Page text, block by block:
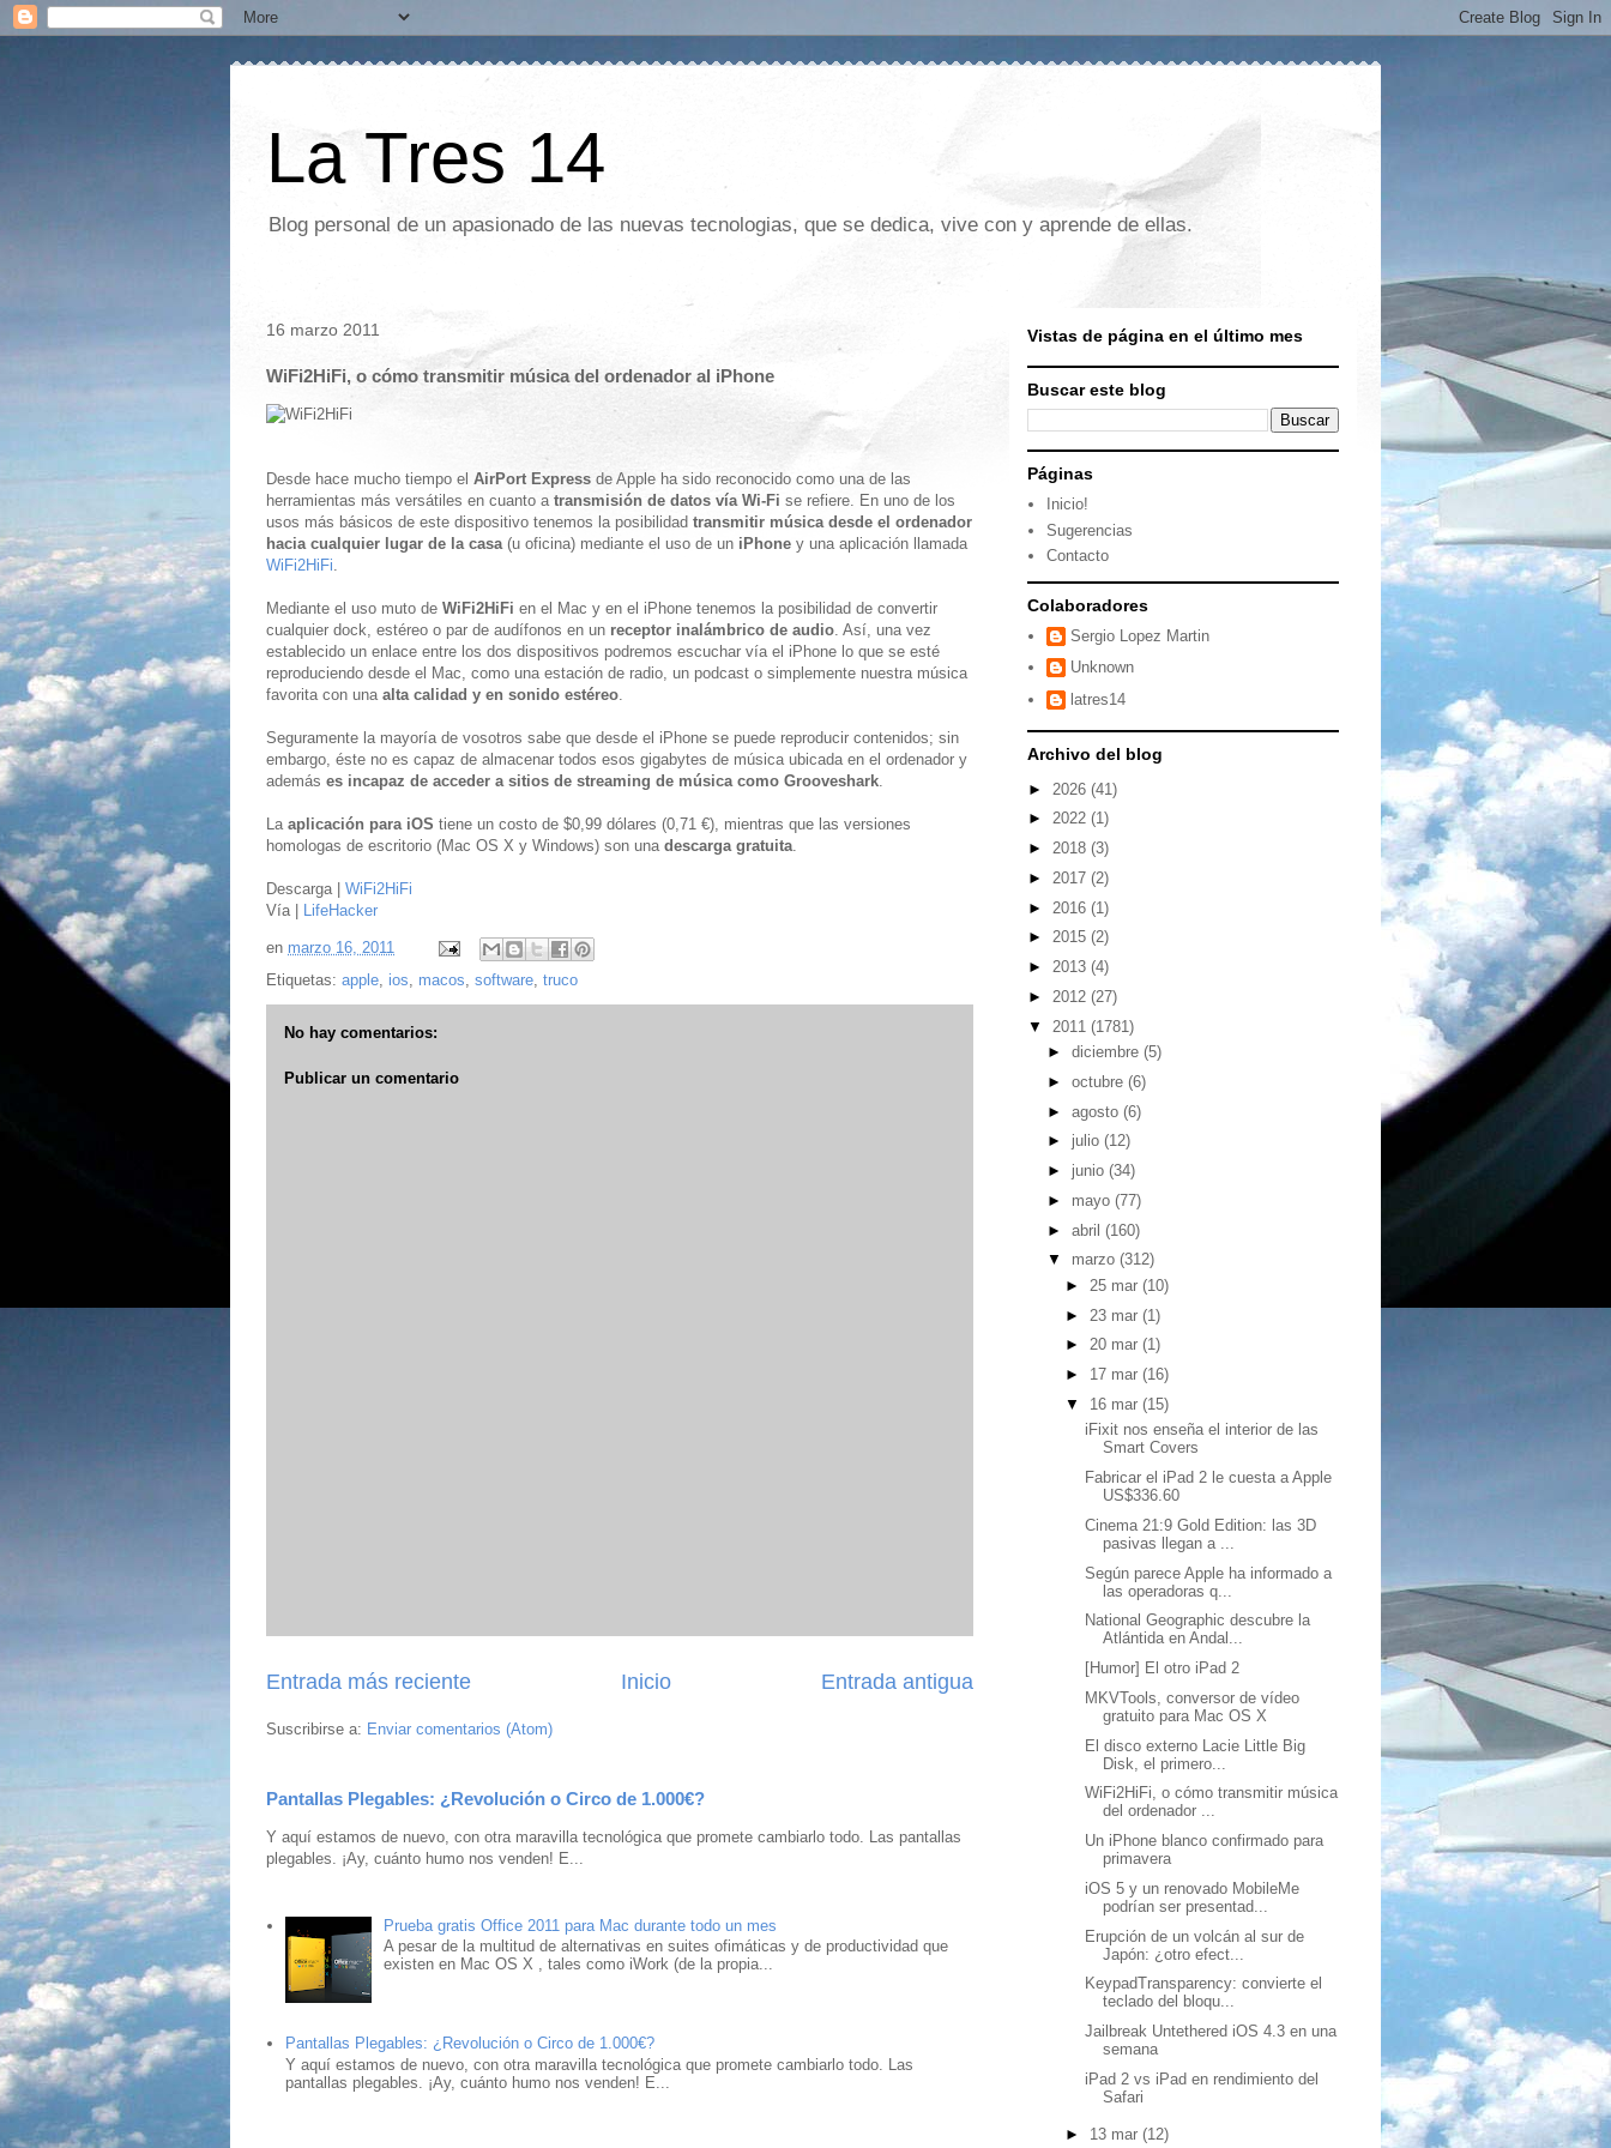
La Tres 14
Blog personal de un apasionado de las nuevas tecnologias, que se dedica, vive con y aprende de ellas.
16 marzo 2011
WiFi2HiFi, o cómo transmitir música del ordenador al iPhone
Desde hace mucho tiempo el AirPort Express de Apple ha sido reconocido como una de las
herramientas más versátiles en cuanto a transmisión de datos vía Wi-Fi se refiere. En uno de los
usos más básicos de este dispositivo tenemos la posibilidad transmitir música desde el ordenador
hacia cualquier lugar de la casa(u oficina) mediante el uso de un iPhone y una aplicación llamada
WiFi2HiFi.
Mediante el uso muto de WiFi2HiFi en el Mac y en el iPhone tenemos la posibilidad de convertir
cualquier dock, estéreo o par de audífonos en un receptor inalámbrico de audio. Así, una vez
establecido un enlace entre los dos dispositivos podremos escuchar vía el iPhone lo que se esté
reproduciendo desde el Mac, como una estación de radio, un podcast o simplemente nuestra música
favorita con una alta calidad y en sonido estéreo.
Seguramente la mayoría de vosotros sabe que desde el iPhone se puede reproducir contenidos; sin
embargo, éste no es capaz de almacenar todos esos gigabytes de música ubicada en el ordenador y
además es incapaz de acceder a sitios de streaming de música como Grooveshark.
La aplicación para iOS tiene un costo de $0,99 dólares (0,71 €), mientras que las versiones
homologas de escritorio (Mac OS X y Windows) son una descarga gratuita.
Descarga | WiFi2HiFi
Vía |
LifeHacker
en marzo 16, 2011
Etiquetas: apple, ios, macos, software, truco
No hay comentarios:
Publicar un comentario
Entrada más reciente Entrada antigua
Inicio
Suscribirse a: Enviar comentarios (Atom)
Pantallas Plegables: ¿Revolución o Circo de 1.000€?
Y aquí estamos de nuevo, con otra maravilla tecnológica que promete cambiarlo todo. Las pantallas
plegables. ¡Ay, cuánto humo nos venden! E...
Prueba gratis Office 2011 para Mac durante todo un mes
A pesar de la multitud de alternativas en suites ofimáticas y de productividad que
existen en Mac OS X , tales como iWork (de la propia...
Pantallas Plegables: ¿Revolución o Circo de 1.000€?
Y aquí estamos de nuevo, con otra maravilla tecnológica que promete cambiarlo todo. Las
pantallas plegables. ¡Ay, cuánto humo nos venden! E...
Vistas de página en el último mes
Buscar este blog
Páginas
Inicio!
Sugerencias
Contacto
Colaboradores
Sergio Lopez Martin
Unknown
latres14
Archivo del blog
► 2026 (41)
► 2022 (1)
► 2018 (3)
► 2017 (2)
► 2016 (1)
► 2015 (2)
► 2013 (4)
► 2012 (27)
▼ 2011 (1781)
► diciembre (5)
► octubre (6)
► agosto (6)
► julio (12)
► junio (34)
► mayo (77)
► abril (160)
▼ marzo (312)
► 25 mar(10)
► 23 mar(1)
►20 mar(1)
► 17 mar(16)
▼ 16 mar(15)
iFixit nos enseña el interior de las
Smart Covers
Fabricar el iPad 2 le cuesta a Apple
US$336.60
Cinema 21:9 Gold Edition: las 3D
pasivas llegan a ...
Según parece Apple ha informado a
las operadoras q...
National Geographic descubre la
Atlántida en Andal...
[Humor] El otro iPad 2
MKVTools, conversor de vídeo
gratuito para Mac OS X
El disco externo Lacie Little Big
Disk, el primero...
WiFi2HiFi, o cómo transmitir música
del ordenador ...
Un iPhone blanco confirmado para
primavera
iOS 5 y un renovado MobileMe
podrían ser presentad...
Erupción de un volcán al sur de
Japón: ¿otro efect...
KeypadTransparency: convierte el
teclado del bloqu...
Jailbreak Untethered iOS 4.3 en una
semana
iPad 2 vs iPad en rendimiento del
Safari
► 13 mar(12)